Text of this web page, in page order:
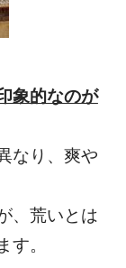
象的なのが
なり、 爽や
、荒いとは
す。